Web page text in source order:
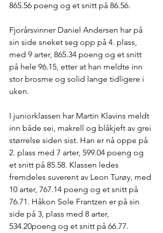
865.56 poeng og et snitt på 86.56.
Fjorårsvinner Daniel Andersen har på
sin side sneket seg opp på 4. plass,
med 9 arter, 865.34 poeng og et snitt
på hele 96.15, etter at han meldte inn
stor brosme og solid lange tidligere i
uken.
I juniorklassen har Martin Klavins meldt
inn både sei, makrell og blåkjeft av grei
størrelse siden sist. Han er nå oppe på
2. plass med 7 arter, 599.04 poeng og
et snitt på 85.58. Klassen ledes
fremdeles suverent av Leon Turøy, med
10 arter, 767.14 poeng og et snitt på
76.71. Håkon Sole Frantzen er på sin
side på 3, plass med 8 arter,
534.20poeng og et snitt på 66.77.